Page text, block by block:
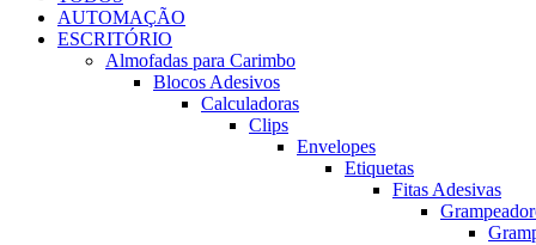
AUTOMAÇÃO
ESCRITÓRIO
Almofadas para Carimbo
Blocos Adesivos
Calculadoras
Clips
Envelopes
Etiquetas
Fitas Adesivas